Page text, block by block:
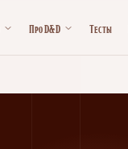
Про D&D Тесты